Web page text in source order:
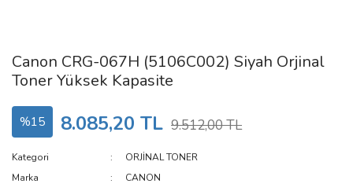
Canon CRG-067H (5106C002) Siyah Orjinal
Toner Yüksek Kapasite
%15 8.085,20 TL 9.512,00 TL
Kategori
ORJİNAL TONER
Marka
CANON